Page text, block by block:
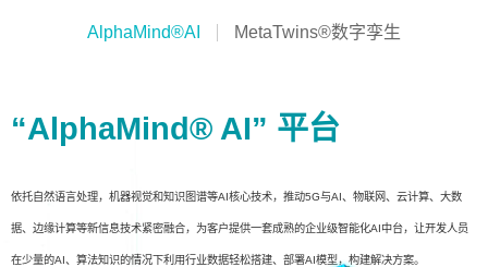
AlphaMind®AI MetaTwins®数字孪生
“AlphaMind® AI” 平台
依托自然语言处理，机器视觉和知识图谱等AI核心技术，推动5G与AI、物联网、云计算、大数
据、边缘计算等新信息技术紧密融合，为客户提供一套成熟的企业级智能化AI中台，让开发人员
在少量的AI、算法知识的情况下利用行业数据轻松搭建、部署AI模型，构建解决方案。